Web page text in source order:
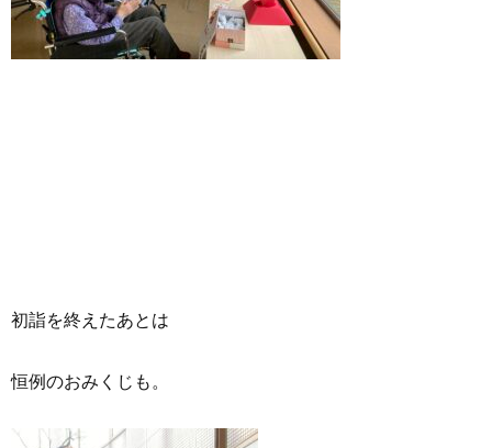
初詣を終えたあとは
恒例のおみくじも。